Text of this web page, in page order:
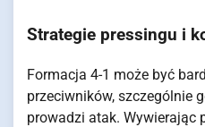
Strategie pressingu i
Formacja 4-1 może być
przeciwników, szczególnie
prowadzi atak. Wywierając